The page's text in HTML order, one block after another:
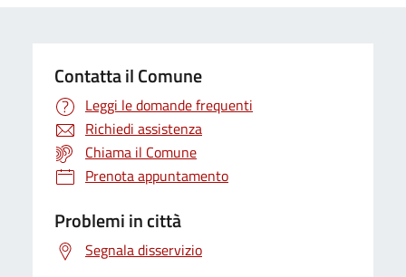
Contatta il Comune
Leggi le domande frequenti
Richiedi assistenza
Chiama il Comune
Prenota appuntamento
Problemi in città
Segnala disservizio